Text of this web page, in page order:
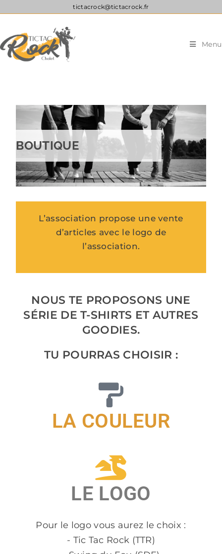
tictacrock@tictacrock.fr
Menu
BOUTIQUE
L’association propose une vente
d’articles avec le logo de
l’association.
NOUS TE PROPOSONS UNE
SÉRIE DE T-SHIRTS ET AUTRES
GOODIES.
TU POURRAS CHOISIR :
LA COULEUR
LE LOGO
Pour le logo vous aurez le choix :
- Tic Tac Rock (TTR)